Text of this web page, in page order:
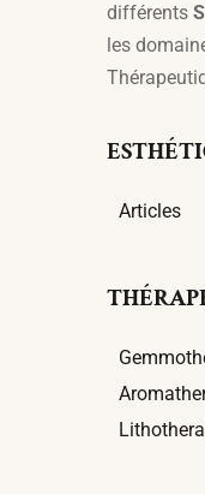
différents
les
Articles